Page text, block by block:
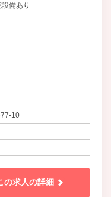
備あり
10
の求人の詳細